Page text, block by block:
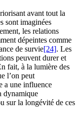
avant tout la
sont imaginées
les relations
dépeintes comme
de survie[24]. Les
peuvent durer et
fait, à la lumière des
l’on peut
a une influence
dynamique
sur la longévité de ces